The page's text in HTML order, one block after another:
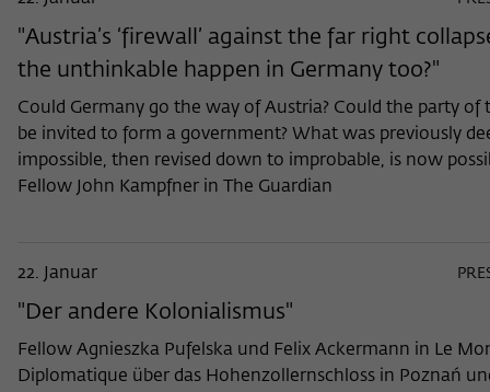
"Austria’s ‘firewall’ against the far right
the unthinkable happen in Germany too?"
Could Germany go the way of Austria? Could the party of
be invited to form a government? What was previously
impossible, then revised down to improbable, is now
Fellow John Kampfner in The Guardian
22. Januar
"Der andere Kolonialismus"
Fellow Agnieszka Pufelska und Felix Ackermann in Le
Diplomatique über das Hohenzollernschloss in Poznań